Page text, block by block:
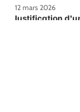
12 mars 2026
Justification